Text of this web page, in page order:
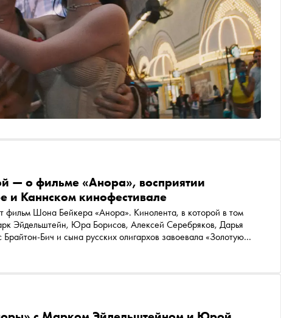
— о фильме «Анора», восприятии
и Каннском кинофестивале
фильм Шона Бейкера «Анора». Кинолента, в которой в том
Эйдельштейн, Юра Борисов, Алексей Серебряков, Дарья
Бич и сына русских олигархов завоевала «Золотую